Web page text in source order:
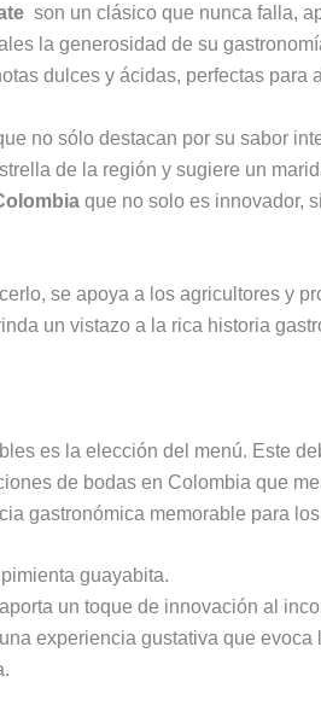
son un clásico que nunca falla,
la generosidad de su
dulces y ácidas, perfectas para
no sólo destacan por su sabor
de la región y sugiere un
que no solo es innovador,
se apoya a los agricultores y
un vistazo a la rica historia
es la elección del menú. Este
de bodas en Colombia que
gastronómica memorable para
guayabita.
un toque de innovación al
experiencia gustativa que